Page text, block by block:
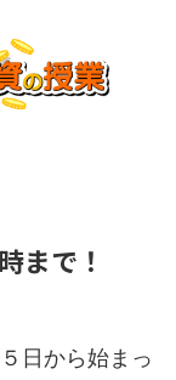
まで！
日から始まっ